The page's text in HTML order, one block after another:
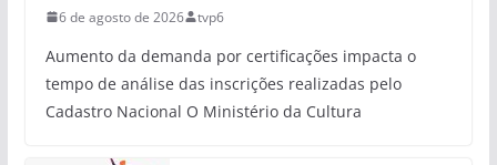
6 de agosto de 2026 tvp6
Aumento da demanda por certificações impacta o
tempo de análise das inscrições realizadas pelo
Cadastro Nacional O Ministério da Cultura